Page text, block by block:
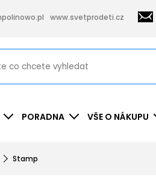
www.svetprodeti.cz
PORADNA VŠE O NÁKUPU
Stamp